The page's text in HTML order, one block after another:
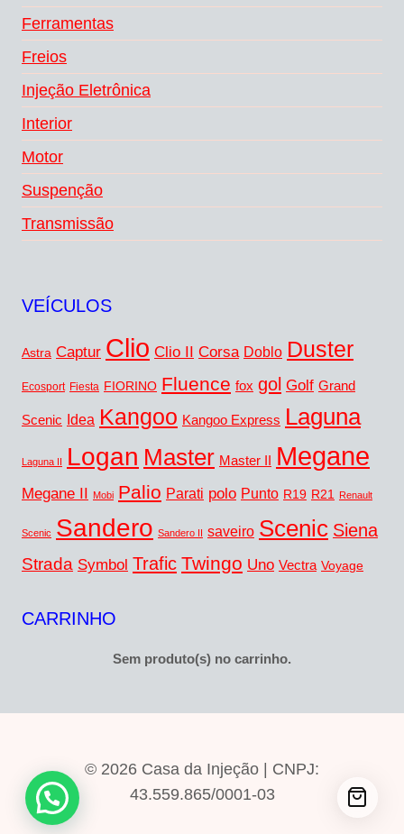
Ferramentas
Freios
Injeção Eletrônica
Interior
Motor
Suspenção
Transmissão
VEÍCULOS
Astra Captur Clio Clio II Corsa Doblo Duster
Ecosport Fiesta FIORINO Fluence fox gol Golf Grand
Scenic Idea Kangoo Kangoo Express Laguna
Laguna II Logan Master Master II Megane
Megane II Mobi Palio Parati polo Punto R19 R21 Renault
Scenic Sandero Sandero II saveiro Scenic Siena
Strada Symbol Trafic Twingo Uno Vectra Voyage
CARRINHO
Sem produto(s) no carrinho.
© 2026 Casa da Injeção | CNPJ:
43.559.865/0001-03